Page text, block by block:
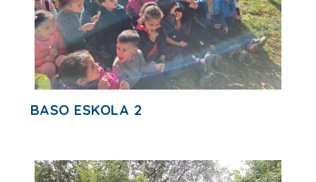
BASO ESKOLA 2